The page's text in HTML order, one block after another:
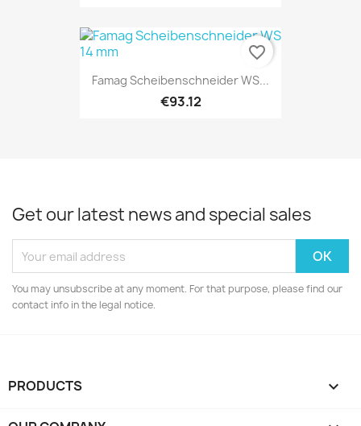
Famag Scheibenschneider WS...
€93.12
favorite_border
Get our latest news and special sales
You may unsubscribe at any moment. For that purpose, please find our
contact info in the legal notice.
PRODUCTS 